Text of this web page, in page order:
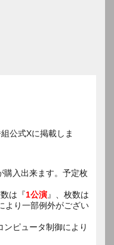
公式Xに掲載しま
購入出来ます。予定枚
は『1公演』、枚数は
より一部例外がござい
ンピュータ制御により